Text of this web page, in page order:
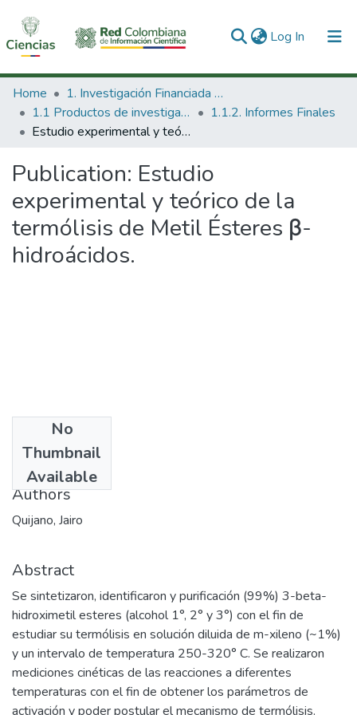
Log In (current)
Communities & Collections
All of DSpace
Home
1. Investigación Financiada con Recursos Públicos
1.1 Productos de investigación
1.1.2. Informes Finales
Estudio experimental y teórico de la termólisis de Metil Ésteres β- hidroácidos.
Publication: Estudio
experimental y teórico de la
termólisis de Metil Ésteres β-
hidroácidos.
No
Thumbnail
Available
2004-04-03
Authors
Quijano, Jairo
Abstract
Se sintetizaron, identificaron y purificación (99%) 3-beta-
hidroximetil esteres (alcohol 1°, 2° y 3°) con el fin de
estudiar su termólisis en solución diluida de m-xileno (~1%)
y un intervalo de temperatura 250-320° C. Se realizaron
mediciones cinéticas de las reacciones a diferentes
temperaturas con el fin de obtener los parámetros de
activación y poder postular el mecanismo de termólisis.